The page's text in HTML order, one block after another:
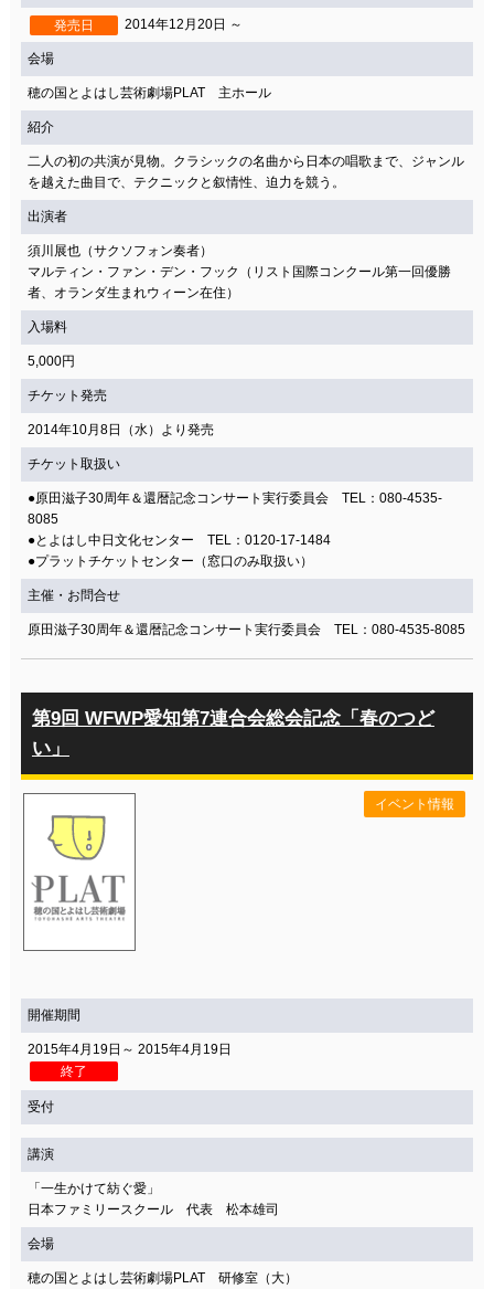
発売日 2014年12月20日 ～
会場
穂の国とよはし芸術劇場PLAT 主ホール
紹介
二人の初の共演が見物。クラシックの名曲から日本の唱歌まで、ジャンル
を越えた曲目で、テクニックと叙情性、迫力を競う。
出演者
須川展也（サクソフォン奏者）
マルティン・ファン・デン・フック（リスト国際コンクール第一回優勝
者、オランダ生まれウィーン在住）
入場料
5,000円
チケット発売
2014年10月8日（水）より発売
チケット取扱い
●原田滋子30周年＆還暦記念コンサート実行委員会 TEL：080-4535-
8085
●とよはし中日文化センター TEL：0120-17-1484
●プラットチケットセンター（窓口のみ取扱い）
主催・お問合せ
原田滋子30周年＆還暦記念コンサート実行委員会 TEL：080-4535-8085
第9回 WFWP愛知第7連合会総会記念「春のつど
い」
イベント情報
開催期間
2015年4月19日～ 2015年4月19日
終了
受付
講演
「一生かけて紡ぐ愛」
日本ファミリースクール 代表 松本雄司
会場
穂の国とよはし芸術劇場PLAT 研修室（大）